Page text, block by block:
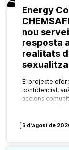
Energy
nou
resposta
realitats
El projecte
confidencial,
accions
evolucionen
6 d'agost de